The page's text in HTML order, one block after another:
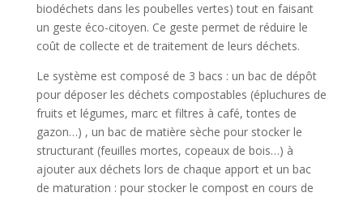
biodéchets dans les poubelles vertes) tout en faisant
un geste éco-citoyen. Ce geste permet de réduire le
coût de collecte et de traitement de leurs déchets.
Le système est composé de 3 bacs : un bac de dépôt
pour déposer les déchets compostables (épluchures de
fruits et légumes, marc et filtres à café, tontes de
gazon…) , un bac de matière sèche pour stocker le
structurant (feuilles mortes, copeaux de bois…) à
ajouter aux déchets lors de chaque apport et un bac
de maturation : pour stocker le compost en cours de